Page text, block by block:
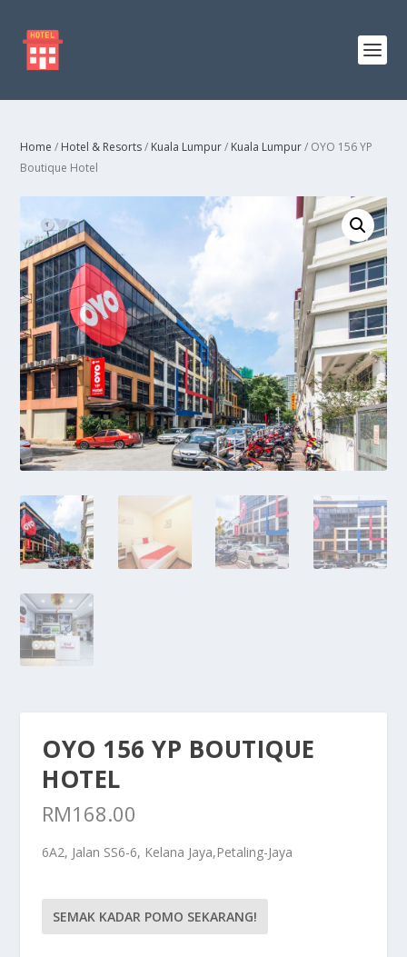
Home / Hotel & Resorts/ Kuala Lumpur/ Kuala Lumpur/ OYO 156 YP
Boutique Hotel
OYO 156 YP BOUTIQUE
HOTEL
RM168.00
6A2, Jalan SS6-6, Kelana Jaya,Petaling-Jaya
SEMAK KADAR POMO SEKARANG!